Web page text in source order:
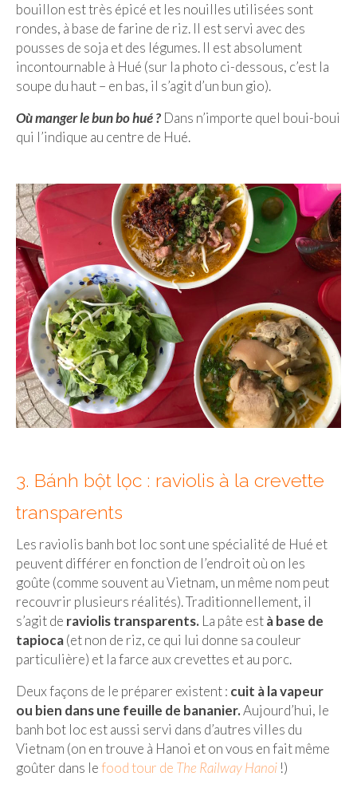
Vendée
Allemagne
Berlin
Munich
Copenhague
Portugal
Lisbonne
Royaume-Uni
GUIDES FOOD
ALLEMAGNE
– Berlin
– Munich
– Sucre
CHILI
CHINE
– Beijing
– Guilin
– Xi’an
– Séoul
DANEMARK
– Copenhague
bouillon est très épicé et les nouilles utilisées sont
rondes, à base de farine de riz. Il est servi avec des
pousses de soja et des légumes. Il est absolument
incontournable à Hué (sur la photo ci-dessous, c’est la
soupe du haut – en bas, il s’agit d’un bun gio).
Où manger le bun bo hué ? Dans n’importe quel boui-boui
qui l’indique au centre de Hué.
3. Bánh bột lọc : raviolis à la crevette
transparents
Les raviolis banh bot loc sont une spécialité de Hué et
peuvent différer en fonction de l’endroit où on les
goûte (comme souvent au Vietnam, un même nom peut
recouvrir plusieurs réalités). Traditionnellement, il
s’agit de raviolis transparents. La pâte està base de
tapioca(et non de riz, ce qui lui donne sa couleur
particulière) et la farce aux crevettes et au porc.
Deux façons de le préparer existent : cuit à la vapeur
ou bien dans une feuille de bananier.Aujourd’hui, le
banh bot loc est aussi servi dans d’autres villes du
Vietnam (on en trouve à Hanoi et on vous en fait même
goûter dans lefood tour de The Railway Hanoi !)